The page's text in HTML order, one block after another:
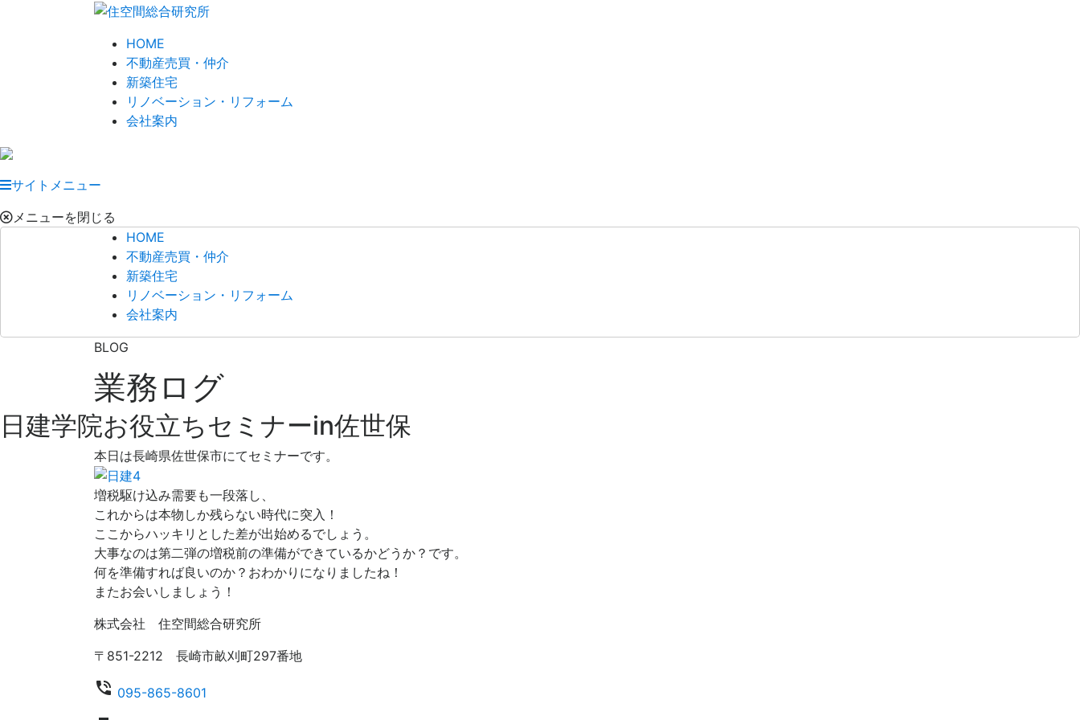
HOME
不動産売買・仲介
新築住宅
リノベーション・リフォーム
会社案内
サイトメニュー
メニューを閉じる
HOME
不動産売買・仲介
新築住宅
リノベーション・リフォーム
会社案内
BLOG
業務ログ
日建学院お役立ちセミナーin佐世保
本日は長崎県佐世保市にてセミナーです。
増税駆け込み需要も一段落し、
これからは本物しか残らない時代に突入！
ここからハッキリとした差が出始めるでしょう。
大事なのは第二弾の増税前の準備ができているかどうか？です。
何を準備すれば良いのか？おわかりになりましたね！
またお会いしましょう！
株式会社 住空間総合研究所
〒851-2212 長崎市畝刈町297番地
phone_in_talk 095-865-8601